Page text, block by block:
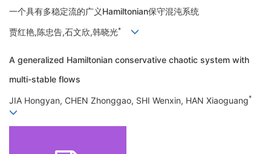
一个具有多稳定流的广义Hamiltonian保守混沌系统
贾红艳,陈忠告,石文欣,韩晓光*
A generalized Hamiltonian conservative chaotic system with
multi-stable flows
JIA Hongyan, CHEN Zhonggao, SHI Wenxin, HAN Xiaoguang*